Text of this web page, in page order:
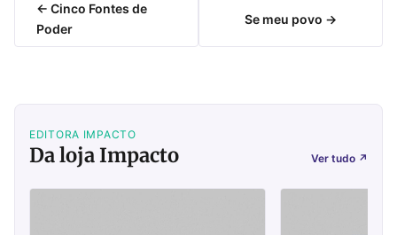
← Cinco Fontes de
Poder
Se meu povo →
EDITORA IMPACTO
Da loja Impacto Ver tudo ↗